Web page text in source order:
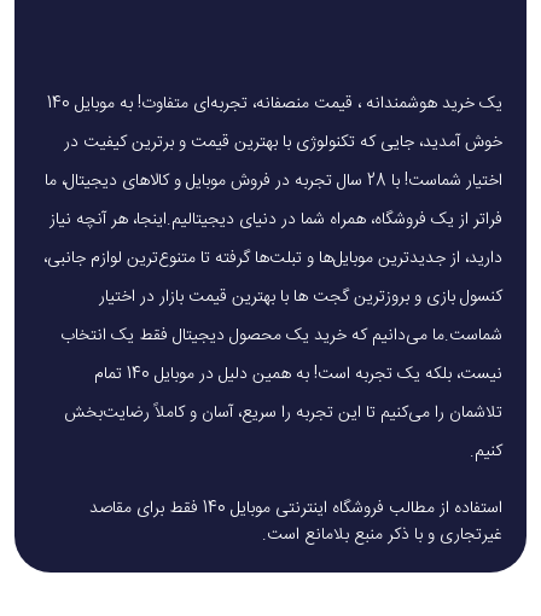
یک خرید هوشمندانه ، قیمت منصفانه، تجربه‌ای متفاوت! به موبایل 140
خوش آمدید، جایی که تکنولوژی با بهترین قیمت و برترین کیفیت در
اختیار شماست! با 28 سال تجربه در فروش موبایل و کالاهای دیجیتال، ما
فراتر از یک فروشگاه، همراه شما در دنیای دیجیتالیم.اینجا، هر آنچه نیاز
دارید، از جدیدترین موبایل‌ها و تبلت‌ها گرفته تا متنوع‌ترین لوازم جانبی،
کنسول بازی و بروزترین گجت ها با بهترین قیمت بازار در اختیار
شماست.ما می‌دانیم که خرید یک محصول دیجیتال فقط یک انتخاب
نیست، بلکه یک تجربه است! به همین دلیل در موبایل 140 تمام
تلاشمان را می‌کنیم تا این تجربه را سریع، آسان و کاملاً رضایت‌بخش
کنیم.
استفاده از مطالب فروشگاه اینترنتی موبایل 140 فقط برای مقاصد
غیرتجاری و با ذکر منبع بلامانع است.